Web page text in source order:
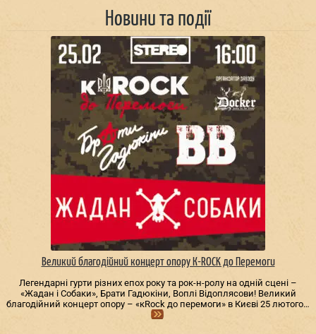
Новини та події
Великий благодійний концерт опору К-ROCK до Перемоги
Легендарні гурти різних епох року та рок-н-ролу на одній сцені –
«Жадан і Собаки», Брати Гадюкіни, Воплі Відоплясови! Великий
благодійний концерт опору – «кRock до перемоги» в Києві 25 лютого…